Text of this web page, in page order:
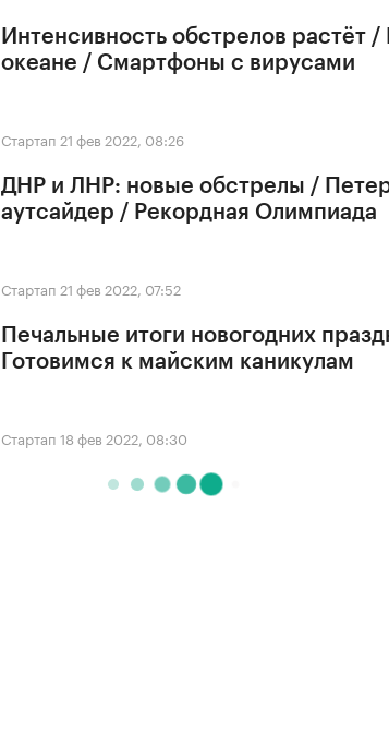
Интенсивность обстрелов растёт
океане / Смартфоны с вирусами
Стартап 21 фев 2022, 08:26
ДНР и ЛНР: новые обстрелы /
аутсайдер / Рекордная Олимпиада
Стартап 21 фев 2022, 07:52
Печальные итоги новогодних
Готовимся к майским каникулам
Стартап 18 фев 2022, 08:30